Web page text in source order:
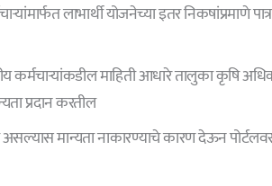
लाभार्थी योजनेच्या इतर निकषांप्रमाणे
कर्मचाऱ्यांकडील माहिती आधारे तालुका कृषि
प्रदान करतील
मान्यता नाकारण्याचे कारण देऊन